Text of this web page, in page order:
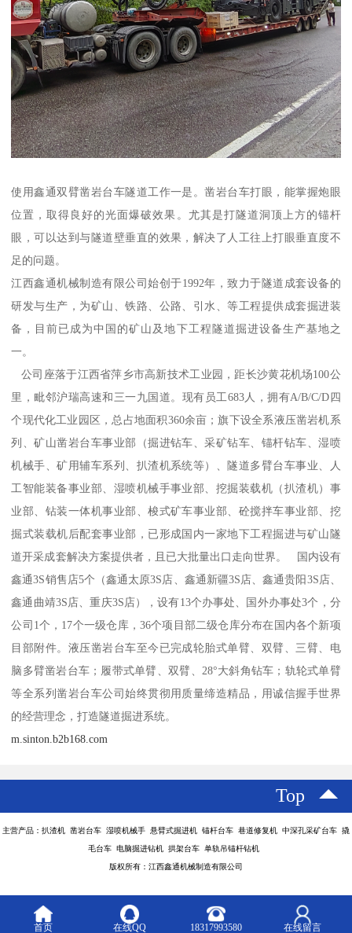
使用鑫通双臂凿岩台车隧道工作一是。凿岩台车打眼，能掌握炮眼
位置，取得良好的光面爆破效果。尤其是打隧道洞顶上方的锚杆
眼，可以达到与隧道壁垂直的效果，解决了人工往上打眼垂直度不
足的问题。
江西鑫通机械制造有限公司始创于1992年，致力于隧道成套设备的
研发与生产，为矿山、铁路、公路、引水、等工程提供成套掘进装
备，目前已成为中国的矿山及地下工程隧道掘进设备生产基地之
一。
公司座落于江西省萍乡市高新技术工业园，距长沙黄花机场100公
里，毗邻沪瑞高速和三一九国道。现有员工683人，拥有A/B/C/D四
个现代化工业园区，总占地面积360余亩；旗下设全系液压凿岩机系
列、矿山凿岩台车事业部（掘进钻车、采矿钻车、锚杆钻车、湿喷
机械手、矿用辅车系列、扒渣机系统等）、隧道多臂台车事业、人
工智能装备事业部、湿喷机械手事业部、挖掘装载机（扒渣机）事
业部、钻装一体机事业部、梭式矿车事业部、砼搅拌车事业部、挖
掘式装载机后配套事业部，已形成国内一家地下工程掘进与矿山隧
道开采成套解决方案提供者，且已大批量出口走向世界。 国内设有
鑫通3S销售店5个（鑫通太原3S店、鑫通新疆3S店、鑫通贵阳3S店、
鑫通曲靖3S店、重庆3S店），设有13个办事处、国外办事处3个，分
公司1个，17个一级仓库，36个项目部二级仓库分布在国内各个新项
目部附件。液压凿岩台车至今已完成轮胎式单臂、双臂、三臂、电
脑多臂凿岩台车；履带式单臂、双臂、28°大斜角钻车；轨轮式单臂
等全系列凿岩台车公司始终贯彻用质量缔造精品，用诚信握手世界
的经营理念，打造隧道掘进系统。
m.sinton.b2b168.com
Top
主营产品：扒渣机 凿岩台车 湿喷机械手 悬臂式掘进机 锚杆台车 巷道修复机 中深孔采矿台车 撬
毛台车 电脑掘进钻机 拱架台车 单轨吊锚杆钻机
版权所有：江西鑫通机械制造有限公司
首页 在线QQ 18317993580 在线留言